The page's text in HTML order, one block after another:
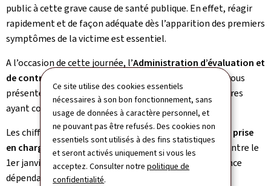
Ce site utilise des cookies essentiels
nécessaires à son bon fonctionnement, sans
usage de données à caractère personnel, et
ne pouvant pas être refusés. Des cookies non
essentiels sont utilisés à des fins statistiques
et seront activés uniquement si vous les
acceptez. Consulter notrepolitique de
confidentialité.
public à cette grave cause de santé publique. En effet, réagir
rapidement et de façon adéquate dès l’apparition des premiers
symptômes de la victime est essentiel.
A l’occasion de cette journée, l’Administration d’évaluation et
de contrôle (AEC) de l’assurance dépendance
tient à vous
présenter certains chiffres par rapport à ses bénéficiaires
ayant comme cause principale de dépendance un AVC.
Les chiffres qui suivent se rapportent auxsynthèses de prise
en charge qui ont été établies au cours de l’an 2023
(entre le
1er janvier et le 1er octobre 2023) par l’AEC de l’assurance
dépendance.